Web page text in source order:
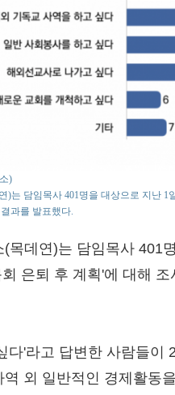
)
는 담임목사 401명을 대상으로 지난 1
과를 발표했다.
목데연)는 담임목사 401
은퇴 후 계획'에 대해
다'라고 답변한 사람들이
외 일반적인 경제활동